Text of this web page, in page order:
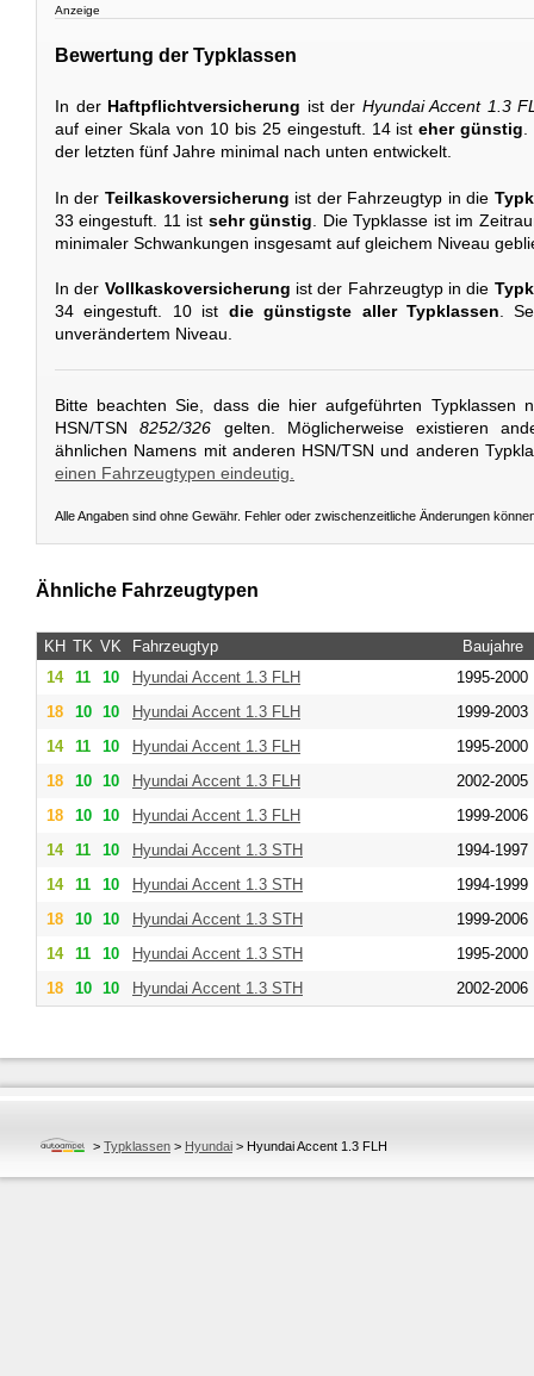
Anzeige
Bewertung der Typklassen
In der Haftpflichtversicherung ist der Hyundai Accent 1.3
auf einer Skala von 10 bis 25 eingestuft. 14 isteher günstig
der letzten fünf Jahre minimal nach unten entwickelt.
In der Teilkaskoversicherung ist der Fahrzeugtyp in die
33 eingestuft. 11 ist sehr günstig . Die Typklasse ist im
minimaler Schwankungen insgesamt auf gleichem Niveau
In der Vollkaskoversicherung ist der Fahrzeugtyp in die
34 eingestuft. 10 ist die günstigste aller Typklassen.
unverändertem Niveau.
Bitte beachten Sie, dass die hier aufgeführten Typklassen
HSN/TSN8252/326 gelten. Möglicherweise existieren
ähnlichen Namens mit anderen HSN/TSN und anderen
einen Fahrzeugtypen eindeutig.
Alle Angaben sind ohne Gewähr. Fehler oder zwischenzeitliche Änderungen
Ähnliche Fahrzeugtypen
KH TK VK Fahrzeugtyp
Baujahre
14
11 10 Hyundai Accent 1.3 FLH
1995-2000
18
10 10 Hyundai Accent 1.3 FLH
1999-2003
14
11 10 Hyundai Accent 1.3 FLH
1995-2000
18
10 10 Hyundai Accent 1.3 FLH
2002-2005
18
10 10 Hyundai Accent 1.3 FLH
1999-2006
14
11 10 Hyundai Accent 1.3 STH
1994-1997
14
11 10 Hyundai Accent 1.3 STH
1994-1999
18
10 10 Hyundai Accent 1.3 STH
1999-2006
14
11 10 Hyundai Accent 1.3 STH
1995-2000
18
10 10 Hyundai Accent 1.3 STH 2002-2006
> Typklassen > Hyundai > Hyundai Accent 1.3 FLH